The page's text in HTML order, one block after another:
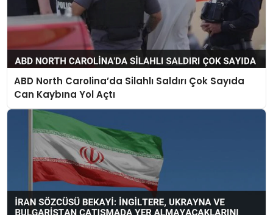
ABD North Carolina’da Silahlı Saldırı Çok Sayıda
Can Kaybına Yol Açtı